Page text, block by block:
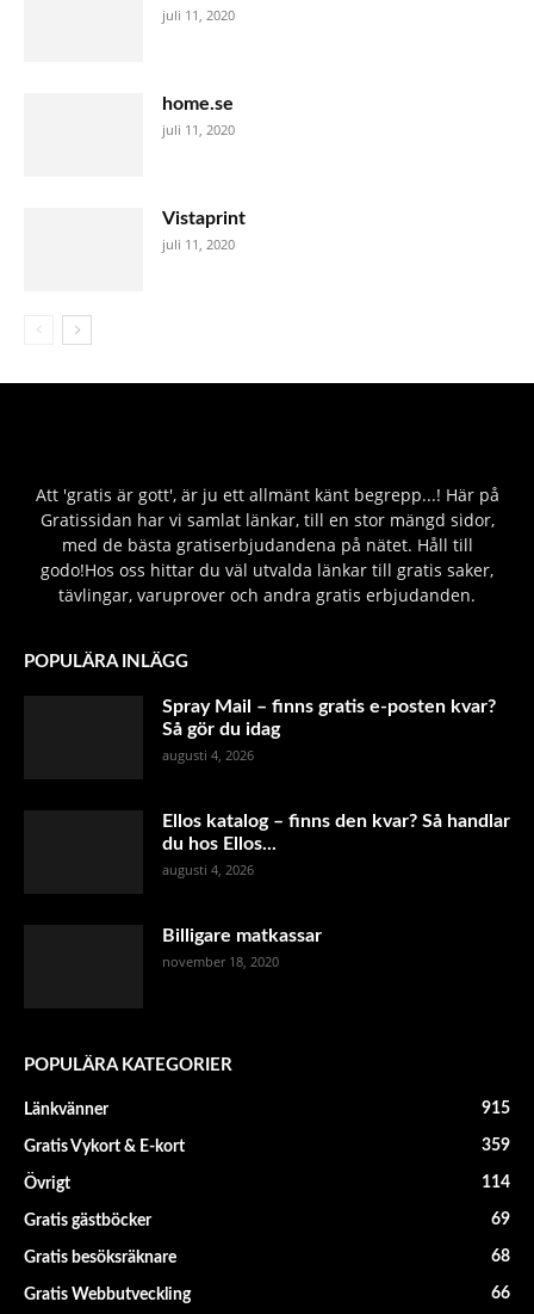
juli 11, 2020
home.se
juli 11, 2020
Vistaprint
juli 11, 2020
Att 'gratis är gott', är ju ett allmänt känt begrepp...! Här på
Gratissidan har vi samlat länkar, till en stor mängd sidor,
med de bästa gratiserbjudandena på nätet. Håll till
godo!Hos oss hittar du väl utvalda länkar till gratis saker,
tävlingar, varuprover och andra gratis erbjudanden.
POPULÄRA INLÄGG
Spray Mail – finns gratis e-posten kvar?
Så gör du idag
augusti 4, 2026
Ellos katalog – finns den kvar? Så handlar
du hos Ellos...
augusti 4, 2026
Billigare matkassar
november 18, 2020
POPULÄRA KATEGORIER
Länkvänner 915
Gratis Vykort & E-kort 359
Övrigt 114
Gratis gästböcker 69
Gratis besöksräknare 68
Gratis Webbutveckling 66